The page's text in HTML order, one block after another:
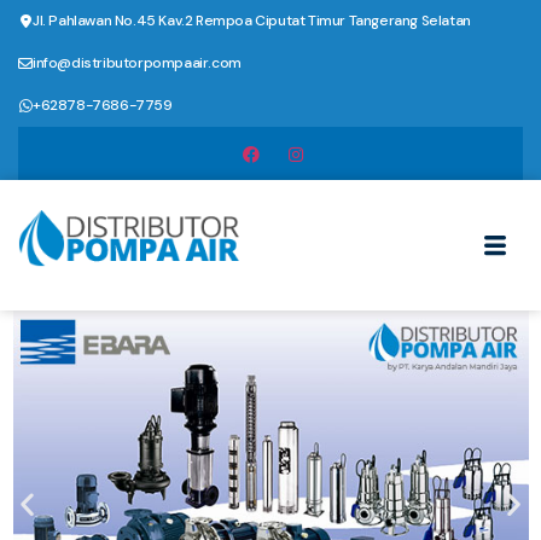
Jl. Pahlawan No.45 Kav.2 Rempoa Ciputat Timur Tangerang Selatan
info@distributorpompaair.com
+62878-7686-7759